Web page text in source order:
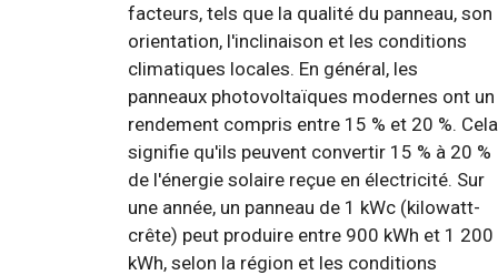
facteurs, tels que la qualité du panneau, son
orientation, l'inclinaison et les conditions
climatiques locales. En général, les
panneaux photovoltaïques modernes ont un
rendement compris entre 15 % et 20 %. Cela
signifie qu'ils peuvent convertir 15 % à 20 %
de l'énergie solaire reçue en électricité. Sur
une année, un panneau de 1 kWc (kilowatt-
crête) peut produire entre 900 kWh et 1 200
kWh, selon la région et les conditions